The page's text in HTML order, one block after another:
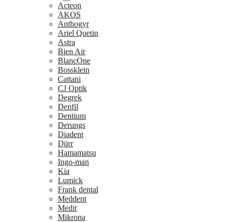
Acteon
AKOS
Anthogyr
Ariel Quetin
Astra
Bien Air
BlancOne
Bossklein
Cattani
CJ Optik
Degrek
Denfil
Dentium
Derungs
Diadent
Dürr
Hamamatsu
Ingo-man
Kia
Lumick
Frank dental
Meddent
Medit
Mikrona